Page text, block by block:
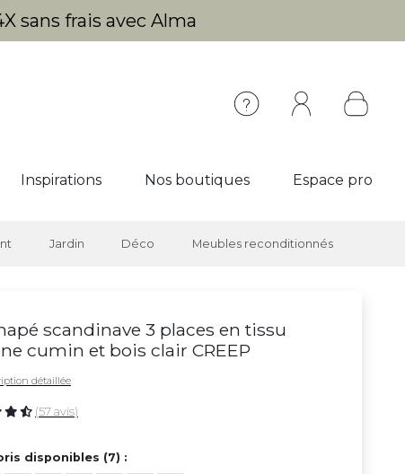
sans frais avec Alma
Inspirations Nos boutiques Espace pro
Jardin Déco Meubles reconditionnés
scandinave 3 places en tissu
cumin et bois clair CREEP
détaillée
(57 avis)
disponibles (7) :